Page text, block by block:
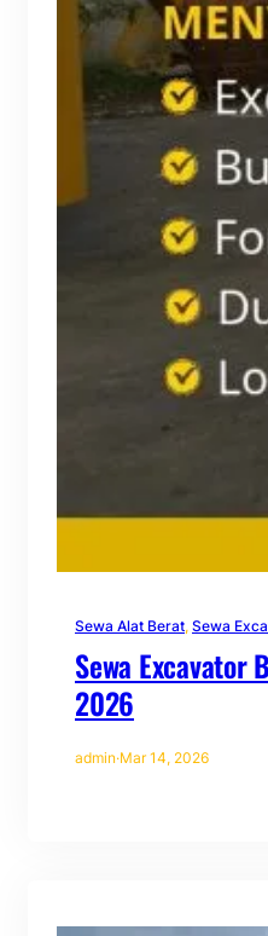
Sewa Alat Berat, Sewa
Sewa Excavator
2026
admin·Mar 14, 2026